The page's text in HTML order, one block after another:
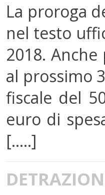
La proroga
nel testo
2018.
al prossimo
fiscale del
euro di
[.....]